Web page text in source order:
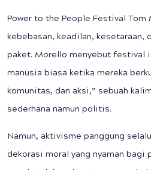
Power to the People Festival
kebebasan, keadilan, kesetaraan,
paket. Morello menyebut festival
manusia biasa ketika mereka
komunitas, dan aksi,” sebuah
sederhana namun politis.
Namun, aktivisme panggung
dekorasi moral yang nyaman bagi